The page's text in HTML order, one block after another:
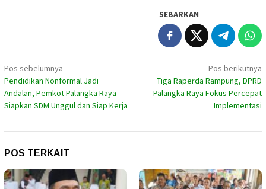
SEBARKAN
Navigasi
pos
Pos sebelumnya
Pendidikan Nonformal Jadi
Andalan, Pemkot Palangka Raya
Siapkan SDM Unggul dan Siap Kerja
Pos berikutnya
Tiga Raperda Rampung, DPRD
Palangka Raya Fokus Percepat
Implementasi
POS TERKAIT